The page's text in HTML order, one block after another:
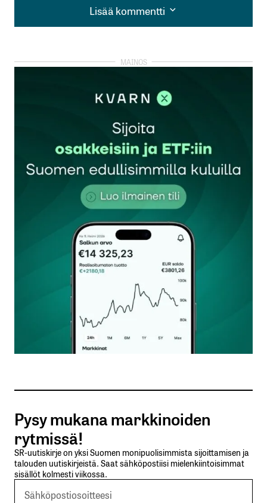
Lisää kommentti
Lisää kommentti
kirjautua
rekisteröityä
Sähköpostiosoitettasi ei julkaista.Pakolliset
kentät on merkitty*
Kommentti*
Nimesi tai nimimerkkisi
Sähköpostiosoitteesi
Tilaa SalkunRakentajan uutiskirje
Lähetä kommentti
Pysy mukana markkinoiden
rytmissä!
SR-uutiskirje on yksi Suomen monipuolisimmista sijoittamisen ja
talouden uutiskirjeistä. Saat sähköpostiisi mielenkiintoisimmat
sisällöt kolmesti viikossa.